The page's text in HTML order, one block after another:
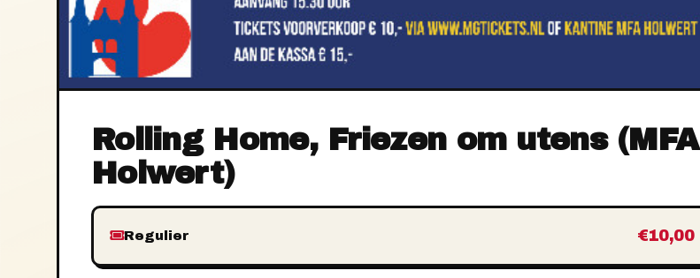
Rolling Home, Friezen om utens (MFA
Holwert)
Regulier €10,00